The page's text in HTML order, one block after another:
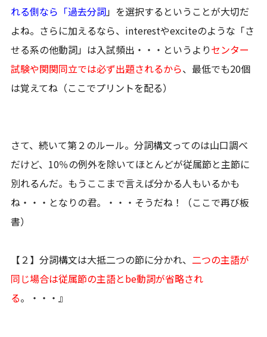
れる側なら「過去分詞」を選択するということが大切だ
よね。さらに加えるなら、interestやexciteのような「さ
せる系の他動詞」は入試頻出・・・というよりセンター
試験や関関同立では必ず出題されるから、最低でも20個
は覚えてね（ここでプリントを配る）
さて、続いて第２のルール。分詞構文ってのは山口調べ
だけど、10％の例外を除いてほとんどが従属節と主節に
別れるんだ。もうここまで言えば分かる人もいるかも
ね・・・となりの君。・・・そうだね！（ここで再び板
書）
【２】分詞構文は大抵二つの節に分かれ、二つの主語が
同じ場合は従属節の主語とbe動詞が省略され
る。・・・』